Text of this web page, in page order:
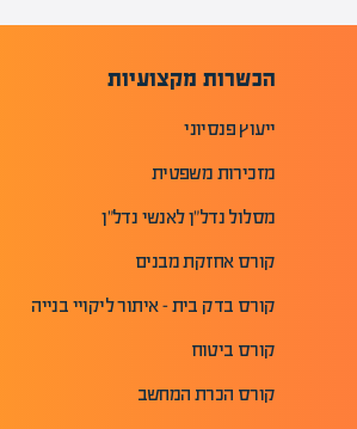
הכשרות מקצועיות
ייעוץ פנסיוני
מזכירות משפטית
מסלול נדל"ן לאנשי נדל"ן
קורס אחזקת מבנים
קורס בדק בית - איתור ליקויי בנייה
קורס ביטוח
קורס הכרת המחשב